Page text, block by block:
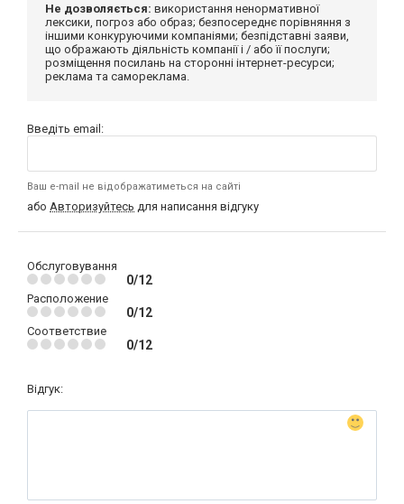
Не дозволяється: використання ненормативної
лексики, погроз або образ; безпосереднє порівняння з
іншими конкуруючими компаніями; безпідставні заяви,
що ображають діяльність компанії і / або її послуги;
розміщення посилань на сторонні інтернет-ресурси;
реклама та самореклама.
Введіть email:
Ваш e-mail не відображатиметься на сайті
або Авторизуйтесь для написання відгуку
Обслуговування
0/12
Расположение
0/12
Соответствие
0/12
Відгук: